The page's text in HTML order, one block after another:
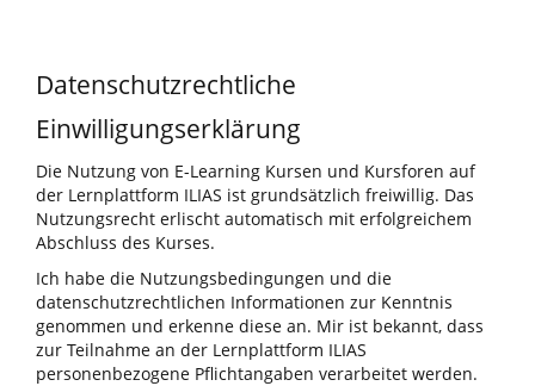
Datenschutzrechtliche
Einwilligungserklärung
Die Nutzung von E-Learning Kursen und Kursforen auf
der Lernplattform ILIAS ist grundsätzlich freiwillig. Das
Nutzungsrecht erlischt automatisch mit erfolgreichem
Abschluss des Kurses.
Ich habe die Nutzungsbedingungen und die
datenschutzrechtlichen Informationen zur Kenntnis
genommen und erkenne diese an. Mir ist bekannt, dass
zur Teilnahme an der Lernplattform ILIAS
personenbezogene Pflichtangaben verarbeitet werden.